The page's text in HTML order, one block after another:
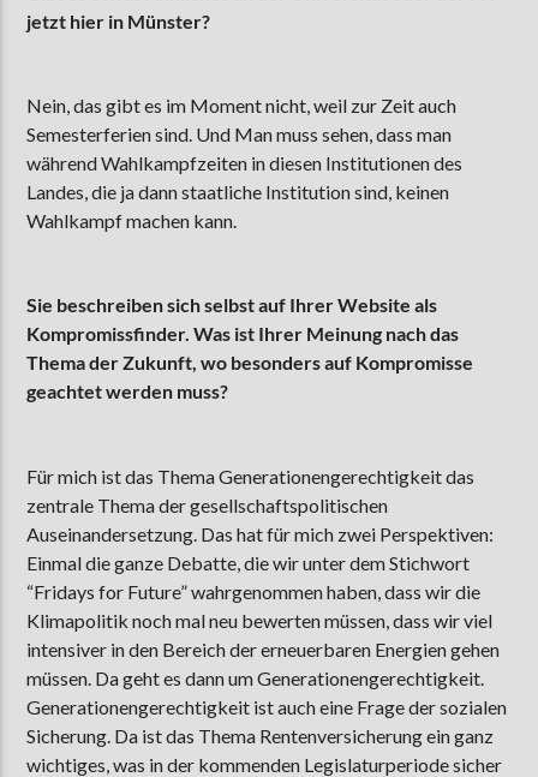
jetzt hier in Münster?
Nein, das gibt es im Moment nicht, weil zur Zeit auch
Semesterferien sind. Und Man muss sehen, dass man
während Wahlkampfzeiten in diesen Institutionen des
Landes, die ja dann staatliche Institution sind, keinen
Wahlkampf machen kann.
Sie beschreiben sich selbst auf Ihrer Website als
Kompromissfinder. Was ist Ihrer Meinung nach das
Thema der Zukunft, wo besonders auf Kompromisse
geachtet werden muss?
Für mich ist das Thema Generationengerechtigkeit das
zentrale Thema der gesellschaftspolitischen
Auseinandersetzung. Das hat für mich zwei Perspektiven:
Einmal die ganze Debatte, die wir unter dem Stichwort
“Fridays for Future” wahrgenommen haben, dass wir die
Klimapolitik noch mal neu bewerten müssen, dass wir viel
intensiver in den Bereich der erneuerbaren Energien gehen
müssen. Da geht es dann um Generationengerechtigkeit.
Generationengerechtigkeit ist auch eine Frage der sozialen
Sicherung. Da ist das Thema Rentenversicherung ein ganz
wichtiges, was in der kommenden Legislaturperiode sicher